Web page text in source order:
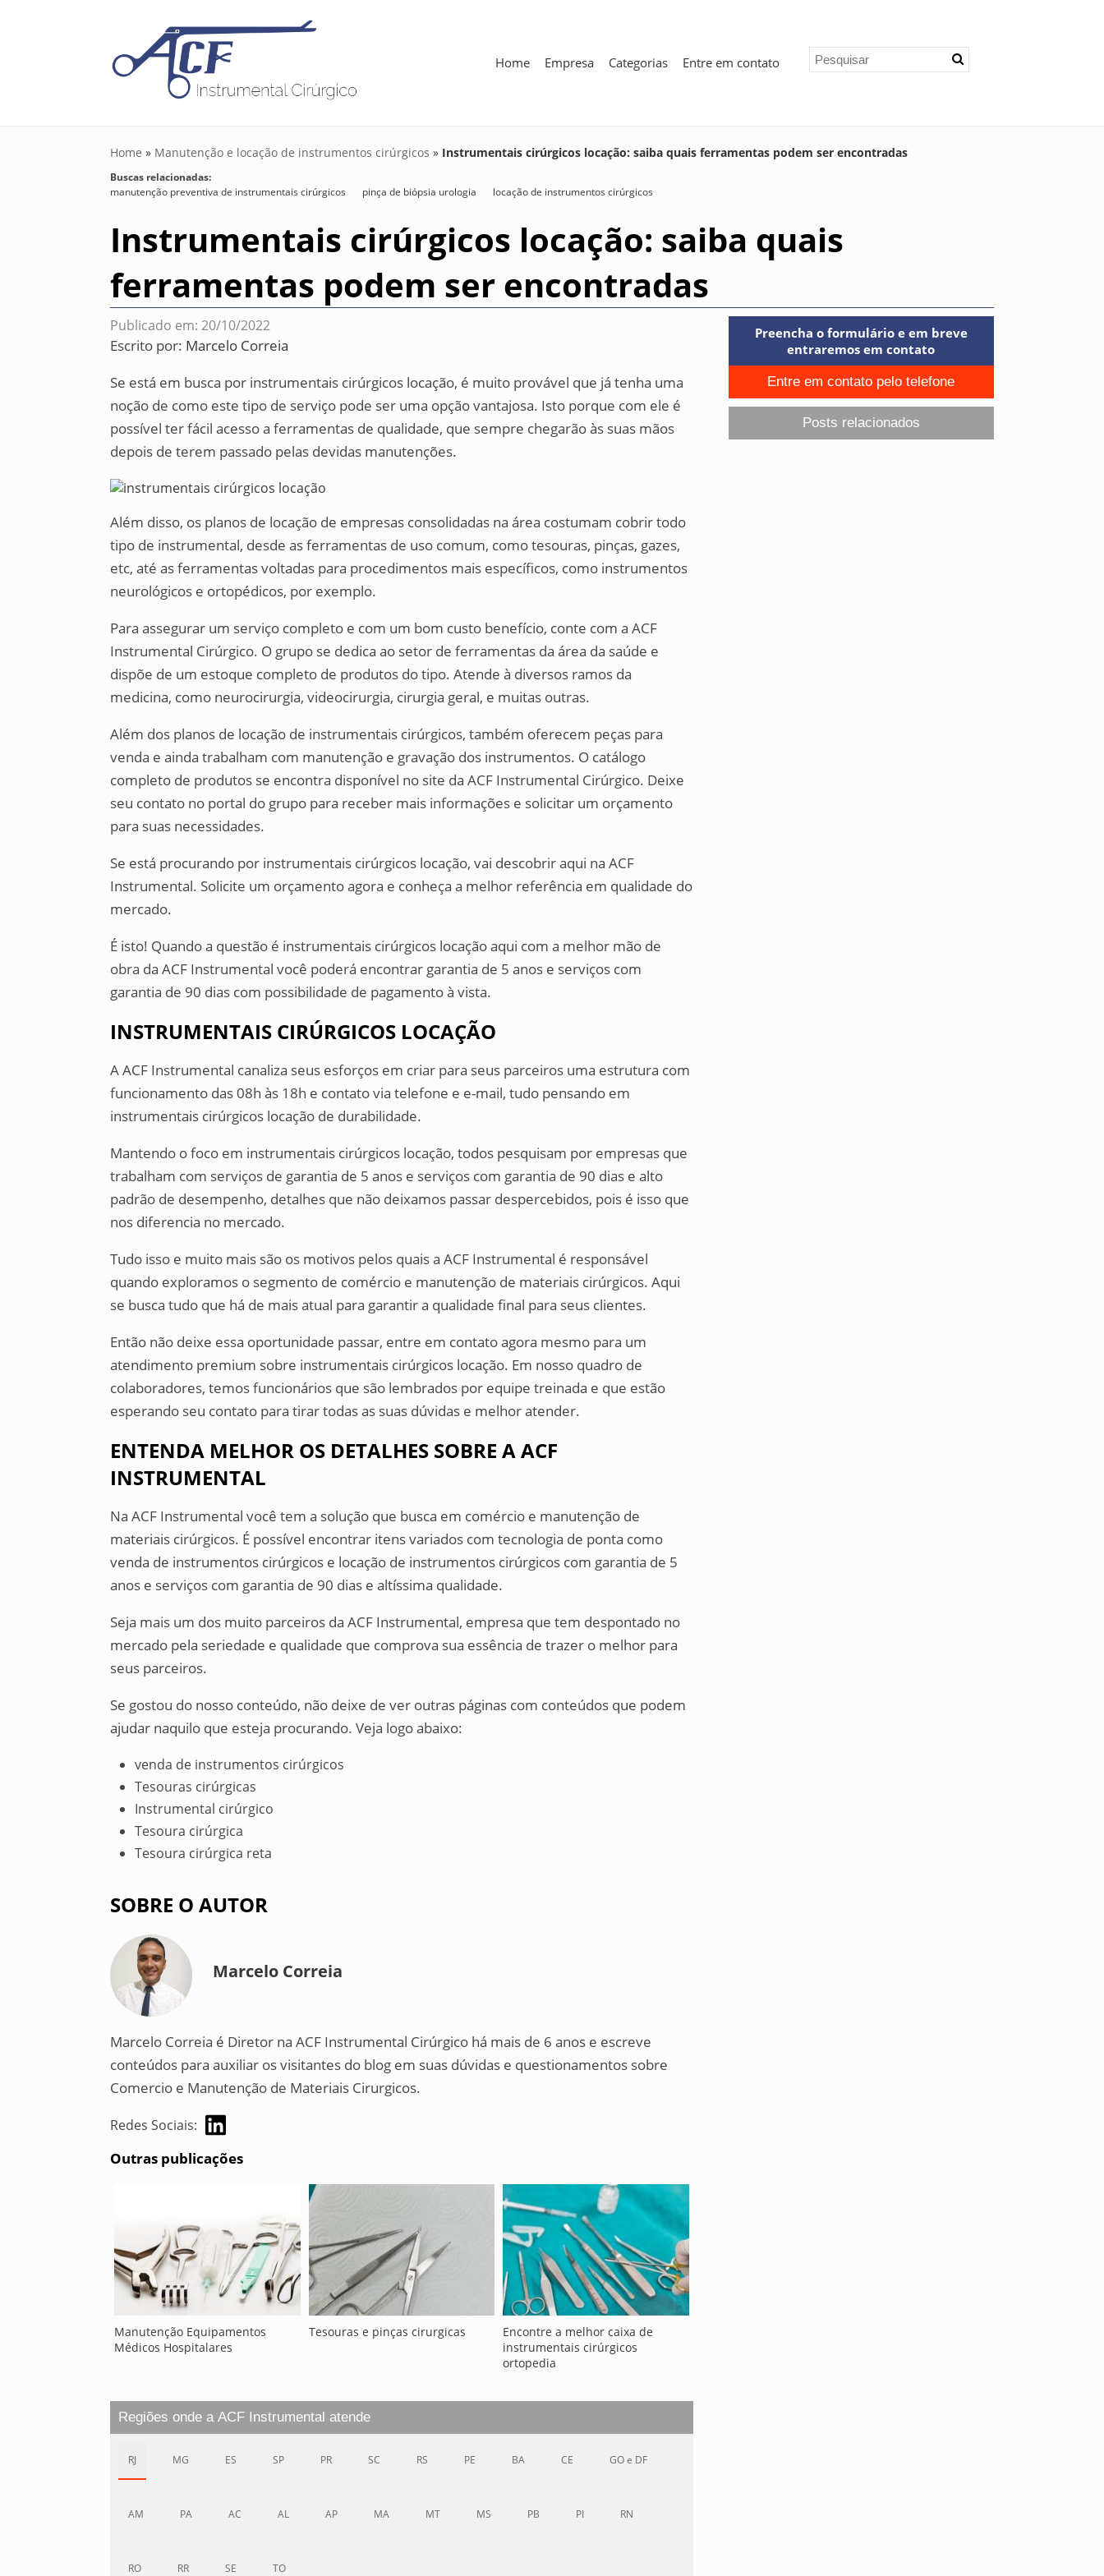
Home Empresa Categorias Entre em contato
Home » Manutenção e locação de instrumentos cirúrgicos » Instrumentais cirúrgicos locação: saiba quais ferramentas podem ser encontradas
Buscas relacionadas:
manutenção preventiva de instrumentais cirúrgicos
pinça de biópsia urologia locação de instrumentos cirúrgicos
Instrumentais cirúrgicos locação: saiba quais
ferramentas podem ser encontradas
Publicado em: 20/10/2022
Escrito por: Marcelo Correia
Se está em busca por instrumentais cirúrgicos locação, é muito provável que já tenha uma
noção de como este tipo de serviço pode ser uma opção vantajosa. Isto porque com ele é
possível ter fácil acesso a ferramentas de qualidade, que sempre chegarão às suas mãos
depois de terem passado pelas devidas manutenções.
Além disso, os planos de locação de empresas consolidadas na área costumam cobrir todo
tipo de instrumental, desde as ferramentas de uso comum, como tesouras, pinças, gazes,
etc, até as ferramentas voltadas para procedimentos mais específicos, como instrumentos
neurológicos e ortopédicos, por exemplo.
Para assegurar um serviço completo e com um bom custo benefício, conte com a ACF
Instrumental Cirúrgico. O grupo se dedica ao setor de ferramentas da área da saúde e
dispõe de um estoque completo de produtos do tipo. Atende à diversos ramos da
medicina, como neurocirurgia, videocirurgia, cirurgia geral, e muitas outras.
Além dos planos de locação de instrumentais cirúrgicos, também oferecem peças para
venda e ainda trabalham com manutenção e gravação dos instrumentos. O catálogo
completo de produtos se encontra disponível no site da ACF Instrumental Cirúrgico. Deixe
seu contato no portal do grupo para receber mais informações e solicitar um orçamento
para suas necessidades.
Se está procurando por instrumentais cirúrgicos locação, vai descobrir aqui na ACF
Instrumental. Solicite um orçamento agora e conheça a melhor referência em qualidade do
mercado.
É isto! Quando a questão é instrumentais cirúrgicos locação aqui com a melhor mão de
obra da ACF Instrumental você poderá encontrar garantia de 5 anos e serviços com
garantia de 90 dias com possibilidade de pagamento à vista.
INSTRUMENTAIS CIRÚRGICOS LOCAÇÃO
A ACF Instrumental canaliza seus esforços em criar para seus parceiros uma estrutura com
funcionamento das 08h às 18h e contato via telefone e e-mail, tudo pensando em
instrumentais cirúrgicos locação de durabilidade.
Mantendo o foco em instrumentais cirúrgicos locação, todos pesquisam por empresas que
trabalham com serviços de garantia de 5 anos e serviços com garantia de 90 dias e alto
padrão de desempenho, detalhes que não deixamos passar despercebidos, pois é isso que
nos diferencia no mercado.
Tudo isso e muito mais são os motivos pelos quais a ACF Instrumental é responsável
quando exploramos o segmento de comércio e manutenção de materiais cirúrgicos. Aqui
se busca tudo que há de mais atual para garantir a qualidade final para seus clientes.
Então não deixe essa oportunidade passar, entre em contato agora mesmo para um
atendimento premium sobre instrumentais cirúrgicos locação. Em nosso quadro de
colaboradores, temos funcionários que são lembrados por equipe treinada e que estão
esperando seu contato para tirar todas as suas dúvidas e melhor atender.
ENTENDA MELHOR OS DETALHES SOBRE A ACF
INSTRUMENTAL
Na ACF Instrumental você tem a solução que busca em comércio e manutenção de
materiais cirúrgicos. É possível encontrar itens variados com tecnologia de ponta como
venda de instrumentos cirúrgicos e locação de instrumentos cirúrgicos com garantia de 5
anos e serviços com garantia de 90 dias e altíssima qualidade.
Seja mais um dos muito parceiros da ACF Instrumental, empresa que tem despontado no
mercado pela seriedade e qualidade que comprova sua essência de trazer o melhor para
seus parceiros.
Se gostou do nosso conteúdo, não deixe de ver outras páginas com conteúdos que podem
ajudar naquilo que esteja procurando. Veja logo abaixo:
venda de instrumentos cirúrgicos
Tesouras cirúrgicas
Instrumental cirúrgico
Tesoura cirúrgica
Tesoura cirúrgica reta
SOBRE O AUTOR
Marcelo Correia
Marcelo Correia é Diretor na ACF Instrumental Cirúrgico há mais de 6 anos e escreve
conteúdos para auxiliar os visitantes do blog em suas dúvidas e questionamentos sobre
Comercio e Manutenção de Materiais Cirurgicos.
Redes Sociais:
Outras publicações
Manutenção Equipamentos
Médicos Hospitalares
Tesouras e pinças cirurgicas
Encontre a melhor caixa de
instrumentais cirúrgicos
ortopedia
Regiões onde a ACF Instrumental atende
RJ MG ES SP PR SC RS PE BA CE GO e DF
AM PA AC AL AP MA MT MS PB PI RN
RO RR SE TO
Preencha o formulário e em breve
entraremos em contato
Entre em contato pelo telefone
Posts relacionados